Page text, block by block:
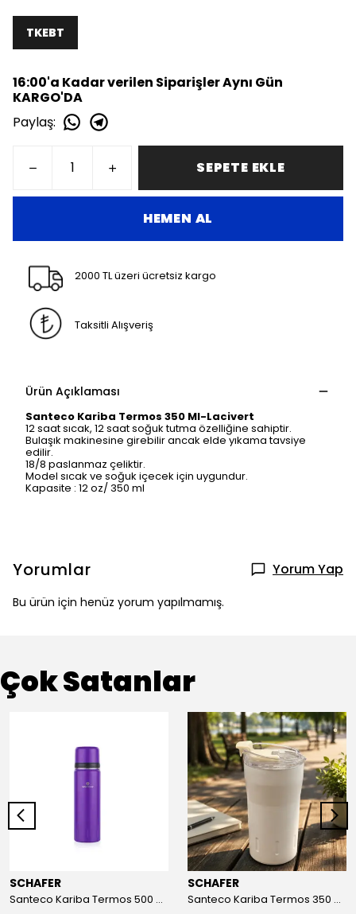
TKEBT
16:00'a Kadar verilen Siparişler Aynı Gün
KARGO'DA
Paylaş:
SEPETE EKLE
HEMEN AL
2000 TL üzeri ücretsiz kargo
Taksitli Alışveriş
Ürün Açıklaması
Santeco Kariba Termos 350 Ml-Lacivert
12 saat sıcak, 12 saat soğuk tutma özelliğine sahiptir.
Bulaşık makinesine girebilir ancak elde yıkama tavsiye
edilir.
18/8 paslanmaz çeliktir.
Model sıcak ve soğuk içecek için uygundur.
Kapasite : 12 oz/ 350 ml
Yorumlar Yorum Yap
Bu ürün için henüz yorum yapılmamış.
Çok Satanlar
SCHAFER
Santeco Kariba Termos 500 Ml-Mor
SCHAFER
Santeco Kariba Termos 350 Ml-Beyaz